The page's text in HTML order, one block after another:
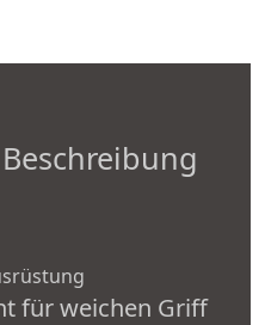
für weichen Griff